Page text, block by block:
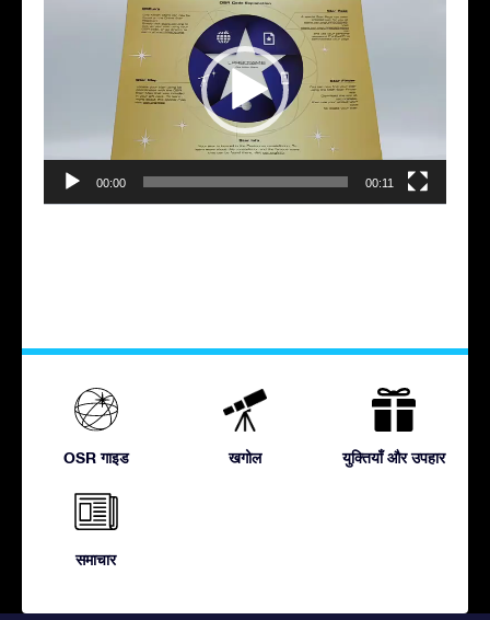
00:00 00:11
OSR गाइड खगोल युक्तियाँ और उपहार
समाचार